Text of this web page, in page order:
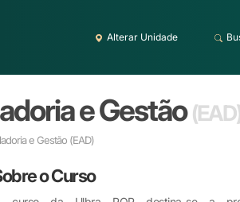
Alterar Unidade
e Gestão
e Gestão (EAD)
o Curso